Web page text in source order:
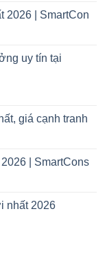
2026 | SmartCon
uy tín tại
giá cạnh tranh
| SmartCons
nhất 2026